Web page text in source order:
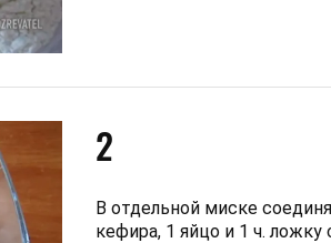
2
В отдельной миске
кефира, 1 яйцо и 1 ч. ложку